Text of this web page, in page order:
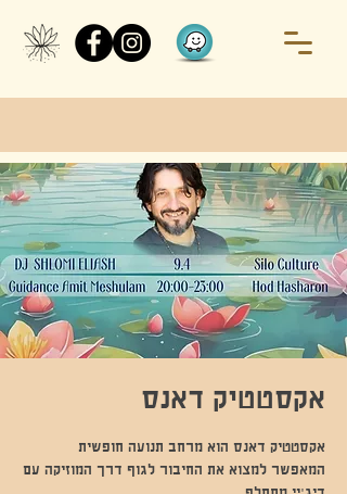
אקסטטיק דאנס
המאפשר למצוא את החיבור לגוף דרך המוזיקה עם